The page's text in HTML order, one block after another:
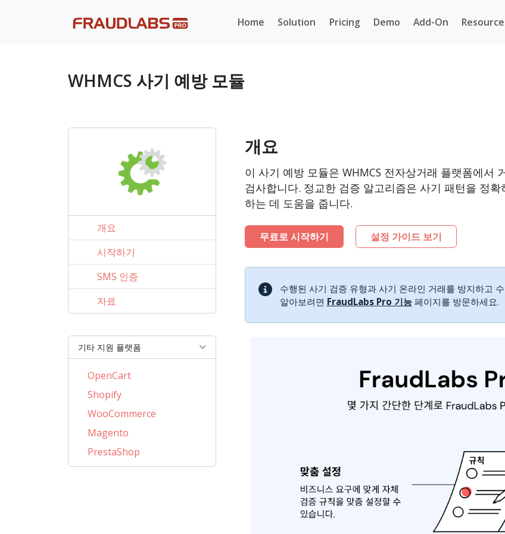
Home Solution Pricing Demo Add-On
WHMCS 사기 예방 모듈
개요
시작하기
SMS 인증
자료
기타 지원 플랫폼
OpenCart
Shopify
WooCommerce
Magento
PrestaShop
BigCommerce
개요
이 사기 예방 모듈은 WHMCS 전자상거래 플랫폼에서
검사합니다. 정교한 검증 알고리즘은 사기 패턴을 정
하는 데 도움을 줍니다.
무료로 시작하기 설정 가이드 보기
수행된 사기 검증 유형과 사기 온라인 거래를 방지하고
알아보려면 FraudLabs Pro 기능페이지를 방문하세요.